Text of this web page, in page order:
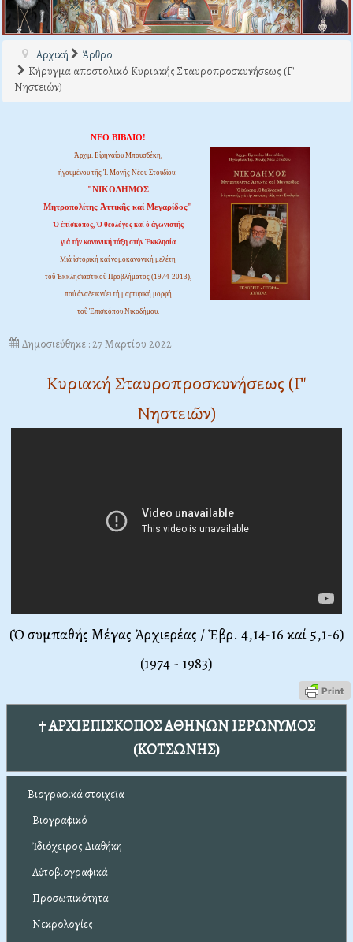
Αρχική
Άρθρο
Κήρυγμα αποστολικό Κυριακής Σταυροπροσκυνήσεως (Γ'
Νηστειών)
ΝΕΟ ΒΙΒΛΙΟ!
Ἀρχιμ. Εἰρηναίου Μπουσδέκη,
ἡγουμένου τῆς Ἱ. Μονῆς Νέου Στουδίου:
"ΝΙΚΟΔΗΜΟΣ
Μητροπολίτης Ἀττικῆς καί Μεγαρίδος"
Ὁ ἐπίσκοπος, Ὁ θεολόγος καί ὁ ἀγωνιστής
γιά τήν κανονική τάξη στήν Ἐκκλησία
Μιά ἱστορική καί νομοκανονική μελέτη
τοῦ Ἐκκλησιαστικοῦ Προβλήματος (1974-2013),
πού ἀναδεικνύει τή μαρτυρική μορφή
τοῦ Ἐπισκόπου Νικοδήμου.
Δημοσιεύθηκε : 27 Μαρτίου 2022
Κυριακή Σταυροπροσκυνήσεως (Γ'
Νηστειῶν)
(Ὁ συμπαθής Μέγας Ἀρχιερέας / Ἑβρ. 4,14-16 καί 5,1-6)
(1974 - 1983)
† ΑΡΧΙΕΠΙΣΚΟΠΟΣ ΑΘΗΝΩΝ ΙΕΡΩΝΥΜΟΣ
(ΚΟΤΣΩΝΗΣ)
Βιογραφικά στοιχεῖα
Βιογραφικό
Ἰδιόχειρος Διαθήκη
Αὐτοβιογραφικά
Προσωπικότητα
Νεκρολογίες